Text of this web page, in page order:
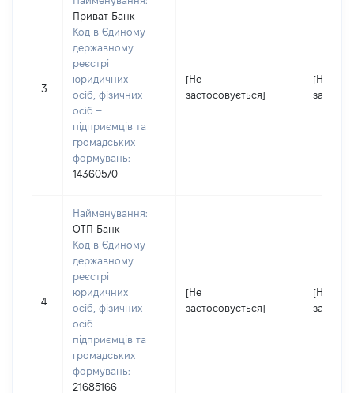
3
Приват Банк
Код в Єдиному
державному
реєстрі
юридичних
осіб, фізичних
осіб –
підприємців та
громадських
формувань:
14360570
[Не
застосовується]
[Не
4
Найменування:
ОТП Банк
Код в Єдиному
державному
реєстрі
юридичних
осіб, фізичних
осіб –
підприємців та
громадських
формувань:
21685166
[Не
застосовується]
[Не